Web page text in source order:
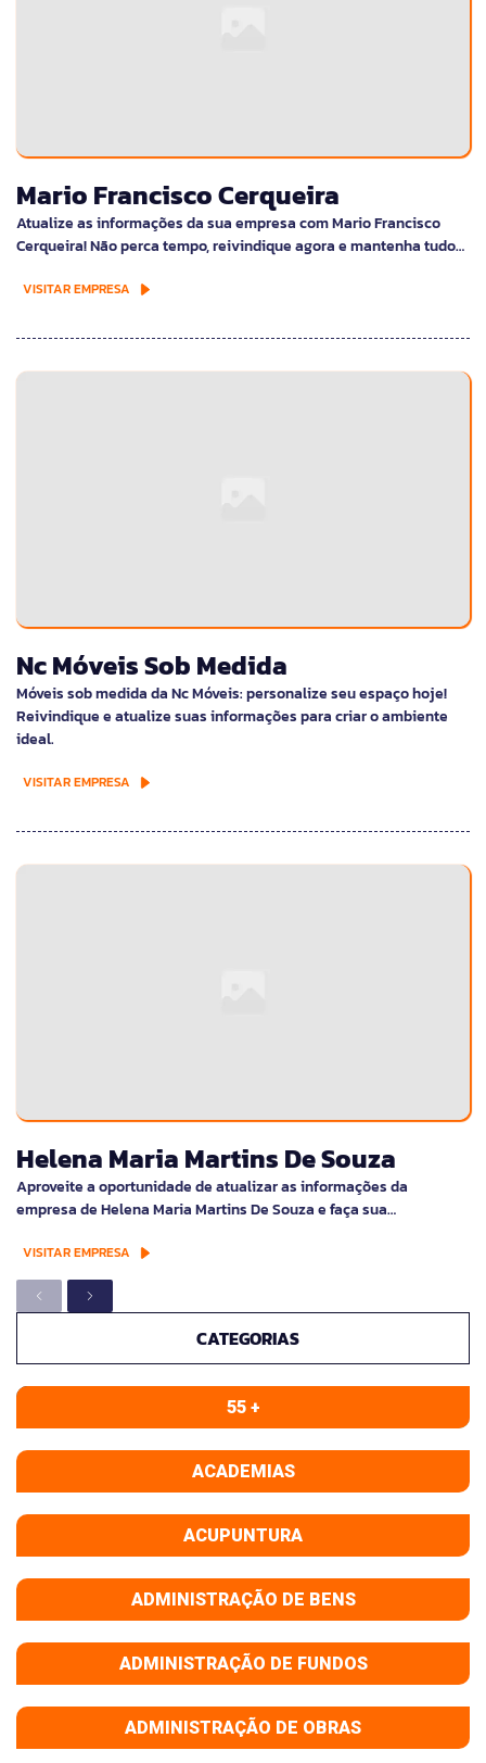
Mario Francisco Cerqueira
Atualize as informações da sua empresa com Mario Francisco
Cerqueira! Não perca tempo, reivindique agora e mantenha tudo…
VISITAR EMPRESA
Nc Móveis Sob Medida
Móveis sob medida da Nc Móveis: personalize seu espaço hoje!
Reivindique e atualize suas informações para criar o ambiente
ideal.
VISITAR EMPRESA
Helena Maria Martins De Souza
Aproveite a oportunidade de atualizar as informações da
empresa de Helena Maria Martins De Souza e faça sua…
VISITAR EMPRESA
CATEGORIAS
55 +
ACADEMIAS
ACUPUNTURA
ADMINISTRAÇÃO DE BENS
ADMINISTRAÇÃO DE FUNDOS
ADMINISTRAÇÃO DE OBRAS